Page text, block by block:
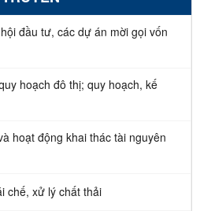
đầu tư, các dự án mời gọi vốn
hoạch đô thị; quy hoạch, kế
hoạt động khai thác tài nguyên
chế, xử lý chất thải